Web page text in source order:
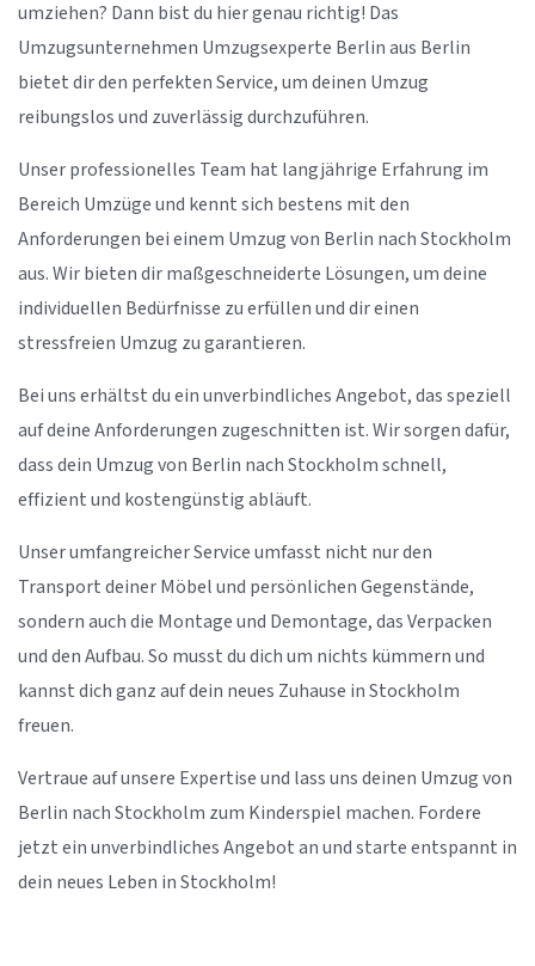
umziehen? Dann bist du hier genau richtig! Das
Umzugsunternehmen Umzugsexperte Berlin aus Berlin
bietet dir den perfekten Service, um deinen Umzug
reibungslos und zuverlässig durchzuführen.
Unser professionelles Team hat langjährige Erfahrung im
Bereich Umzüge und kennt sich bestens mit den
Anforderungen bei einem Umzug von Berlin nach Stockholm
aus. Wir bieten dir maßgeschneiderte Lösungen, um deine
individuellen Bedürfnisse zu erfüllen und dir einen
stressfreien Umzug zu garantieren.
Bei uns erhältst du ein unverbindliches Angebot, das speziell
auf deine Anforderungen zugeschnitten ist. Wir sorgen dafür,
dass dein Umzug von Berlin nach Stockholm schnell,
effizient und kostengünstig abläuft.
Unser umfangreicher Service umfasst nicht nur den
Transport deiner Möbel und persönlichen Gegenstände,
sondern auch die Montage und Demontage, das Verpacken
und den Aufbau. So musst du dich um nichts kümmern und
kannst dich ganz auf dein neues Zuhause in Stockholm
freuen.
Vertraue auf unsere Expertise und lass uns deinen Umzug von
Berlin nach Stockholm zum Kinderspiel machen. Fordere
jetzt ein unverbindliches Angebot an und starte entspannt in
dein neues Leben in Stockholm!